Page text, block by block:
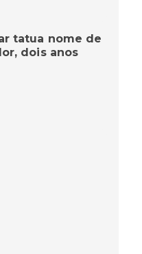
tatua nome de
dois anos